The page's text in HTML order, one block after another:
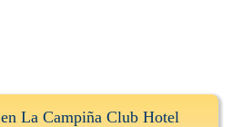
La Campiña Club Hotel